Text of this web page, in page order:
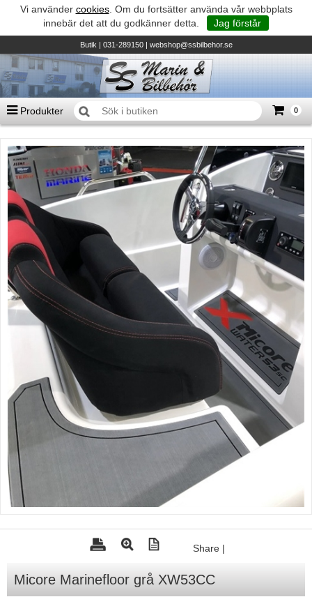
Vi använder cookies. Om du fortsätter använda vår webbplats
innebär det att du godkänner detta.
Jag förstår
Butik| 031-289150 | webshop@ssbilbehor.se
Produkter 0
TILL KASSAN
Biltillbehör och reservdelar - BDS
Micore • Båtar
Suzuki - Utombordare
Suzumar - Gummibåtar
Honda - Utombordare
HonWave - Gummibåtar
Honda - Elverk & Pumpar
Tohatsu - Utombordare
Minn Kota - elmotorer
TK Trailer
Volvo Penta Servicedelar
Yanmar Servicedelar
Yamaha Servicedelar
Mercury Servicedelar
Garmin
B&G
Share |
Micore Marinefloor grå XW53CC